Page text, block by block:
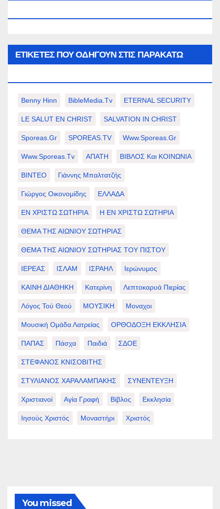
ΕΤΙΚΈΤΕΣ ΠΟΥ ΟΔΗΓΟΎΝ ΣΤΙΣ ΠΑΡΑΚΆΤΩ
Benny Hinn BibleMedia.tv ETERNAL SECURITY
LE SALUT EN CHRIST SALVATION IN CHRIST
Sporeas.gr SPOREAS.TV Www.sporeas.gr
Www.sporeas.tv ΑΠΑΤΗ ΒΙΒΛΟΣ Και ΚΟΙΝΩΝΙΑ
ΒΙΝΤΕΟ Γιάννης Μπαλτατζής
Γιώργος Οικονομίδης ΕΛΛΑΔΑ
ΕΝ ΧΡΙΣΤΩ ΣΩΤΗΡΙΑ Η ΕΝ ΧΡΙΣΤΩ ΣΩΤΗΡΙΑ
ΘΕΜΑ ΤΗΣ ΑΙΩΝΙΟΥ ΣΩΤΗΡΙΑΣ
ΘΕΜΑ ΤΗΣ ΑΙΩΝΙΟΥ ΣΩΤΗΡΙΑΣ ΤΟΥ ΠΙΣΤΟΥ
ΙΕΡΕΑΣ ΙΣΛΑΜ ΙΣΡΑΗΛ Ιερώνυμος
ΚΑΙΝΗ ΔΙΑΘΗΚΗ Κατερίνη Λεπτοκαρυά Πιερίας
Λόγος Τού Θεού ΜΟΥΣΙΚΗ Μοναχοι
Μουσική Ομάδα Λατρείας ΟΡΘΟΔΟΞΗ ΕΚΚΛΗΣΙΑ
ΠΑΠΑΣ Πάσχα Παιδιά ΣΔΟΕ
ΣΤΕΦΑΝΟΣ ΚΝΙΣΟΒΙΤΗΣ
ΣΤΥΛΙΑΝΟΣ ΧΑΡΑΛΑΜΠΑΚΗΣ ΣΥΝΕΝΤΕΥΞΗ
Χριστιανοί Αγία Γραφή Βίβλος Εκκλησία
Ιησούς Χριστός Μοναστήρι Χριστός
You missed